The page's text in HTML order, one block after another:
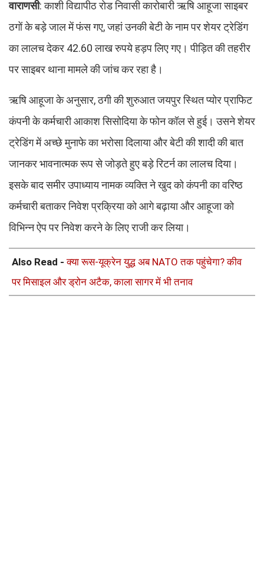
वाराणसी: काशी विद्यापीठ रोड निवासी कारोबारी ऋषि आहूजा साइबर
ठगों के बड़े जाल में फंस गए, जहां उनकी बेटी के नाम पर शेयर ट्रेडिंग
का लालच देकर 42.60 लाख रुपये हड़प लिए गए। पीड़ित की तहरीर
पर साइबर थाना मामले की जांच कर रहा है।
ऋषि आहूजा के अनुसार, ठगी की शुरुआत जयपुर स्थित प्योर प्राफिट
कंपनी के कर्मचारी आकाश सिसोदिया के फोन कॉल से हुई। उसने शेयर
ट्रेडिंग में अच्छे मुनाफे का भरोसा दिलाया और बेटी की शादी की बात
जानकर भावनात्मक रूप से जोड़ते हुए बड़े रिटर्न का लालच दिया।
इसके बाद समीर उपाध्याय नामक व्यक्ति ने खुद को कंपनी का वरिष्ठ
कर्मचारी बताकर निवेश प्रक्रिया को आगे बढ़ाया और आहूजा को
विभिन्न ऐप पर निवेश करने के लिए राजी कर लिया।
Also Read -क्या रूस-यूक्रेन युद्ध अब NATO तक पहुंचेगा? कीव
पर मिसाइल और ड्रोन अटैक, काला सागर में भी तनाव